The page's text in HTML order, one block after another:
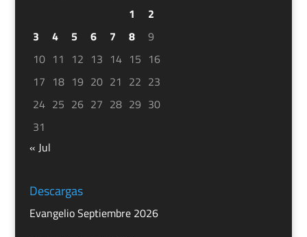
1
2
3
4 5 6 7 8
9
10 11 12 13 14 15 16
17 18 19 20 21 22 23
24 25 26 27 28 29 30
31
« Jul
Descargas
Evangelio Septiembre 2026